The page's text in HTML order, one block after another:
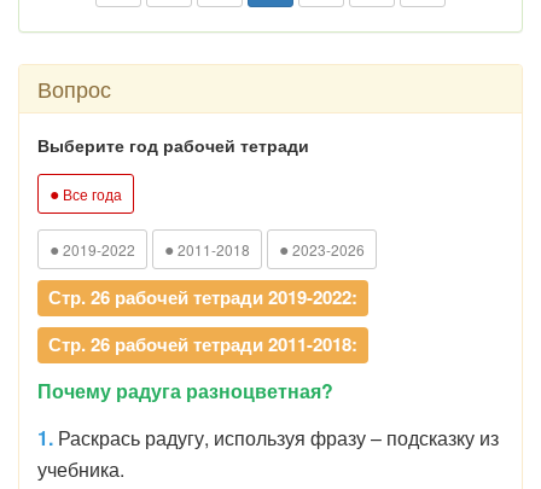
Вопрос
Выберите год рабочей тетради
● Все года
● 2019-2022 ● 2011-2018 ● 2023-2026
Стр. 26 рабочей тетради 2019-2022:
Стр. 26 рабочей тетради 2011-2018:
Почему радуга разноцветная?
1. Раскрась радугу, используя фразу – подсказку из
учебника.